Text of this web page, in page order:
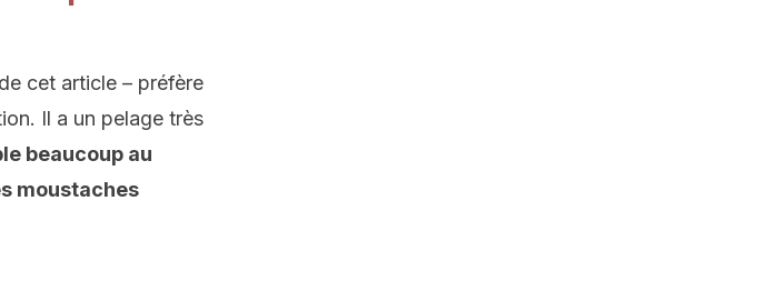
cet article – préfère
Il a un pelage très
beaucoup au
moustaches